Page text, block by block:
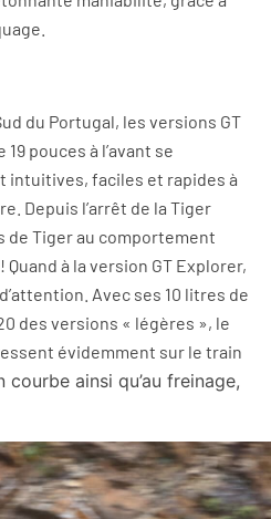
du Portugal, les versions GT
pouces à l’avant se
faciles et rapides à
Depuis l’arrêt de la Tiger
de Tiger au comportement
à la version GT Explorer,
Avec ses 10 litres de
des versions « légères », le
évidemment sur le train
courbe ainsi qu’au freinage,